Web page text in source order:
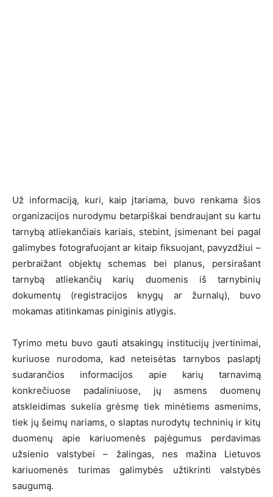
Už informaciją, kuri, kaip įtariama, buvo renkama šios
organizacijos nurodymu betarpiškai bendraujant su kartu
tarnybą atliekančiais kariais, stebint, įsimenant bei pagal
galimybes fotografuojant ar kitaip fiksuojant, pavyzdžiui –
perbraižant objektų schemas bei planus, persirašant
tarnybą atliekančių karių duomenis iš tarnybinių
dokumentų (registracijos knygų ar žurnalų), buvo
mokamas atitinkamas piniginis atlygis.
Tyrimo metu buvo gauti atsakingų institucijų įvertinimai,
kuriuose nurodoma, kad neteisėtas tarnybos paslaptį
sudarančios informacijos apie karių tarnavimą
konkrečiuose padaliniuose, jų asmens duomenų
atskleidimas sukelia grėsmę tiek minėtiems asmenims,
tiek jų šeimų nariams, o slaptas nurodytų techninių ir kitų
duomenų apie kariuomenės pajėgumus perdavimas
užsienio valstybei – žalingas, nes mažina Lietuvos
kariuomenės turimas galimybės užtikrinti valstybės
saugumą.